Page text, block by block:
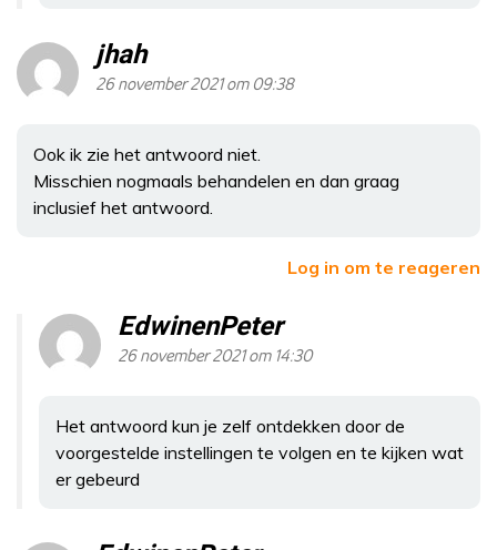
jhah
26 november 2021 om 09:38
Ook ik zie het antwoord niet.
Misschien nogmaals behandelen en dan graag
inclusief het antwoord.
Log in om te reageren
EdwinenPeter
26 november 2021 om 14:30
Het antwoord kun je zelf ontdekken door de
voorgestelde instellingen te volgen en te kijken wat
er gebeurd